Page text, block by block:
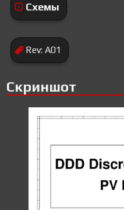
Схемы
Rev: A01
Скриншот